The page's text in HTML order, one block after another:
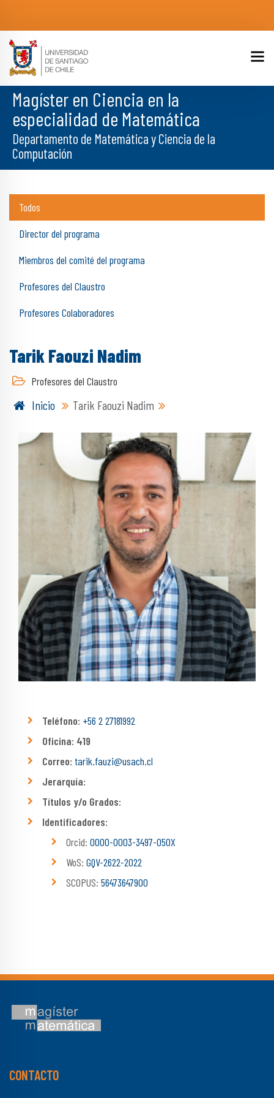
Magíster en Ciencia en la
especialidad de Matemática
Departamento de Matemática y Ciencia de la
Computación
Todos
Director del programa
Miembros del comité del programa
Profesores del Claustro
Profesores Colaboradores
Tarik Faouzi Nadim
Profesores del Claustro
Inicio Tarik Faouzi Nadim
Teléfono: +56 2 27181992
Oficina: 419
Correo: tarik.fauzi@usach.cl
Jerarquía:
Títulos y/o Grados:
Identificadores:
Orcid: 0000-0003-3497-050X
WoS: GQV-2622-2022
SCOPUS: 56473647900
CONTACTO